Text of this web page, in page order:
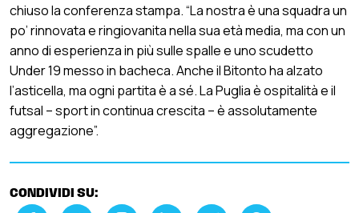
chiuso la conferenza stampa. “La nostra è una squadra un
po’ rinnovata e ringiovanita nella sua età media, ma con un
anno di esperienza in più sulle spalle e uno scudetto
Under 19 messo in bacheca. Anche il Bitonto ha alzato
l’asticella, ma ogni partita è a sé. La Puglia è ospitalità e il
futsal – sport in continua crescita – è assolutamente
aggregazione”.
CONDIVIDI SU: